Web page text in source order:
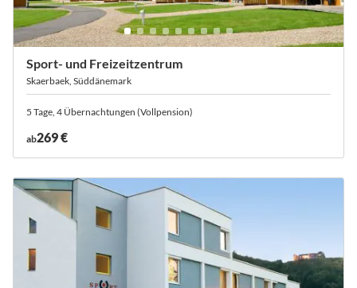
Sport- und Freizeitzentrum
Skaerbaek, Süddänemark
5 Tage, 4 Übernachtungen (Vollpension)
ab269 €